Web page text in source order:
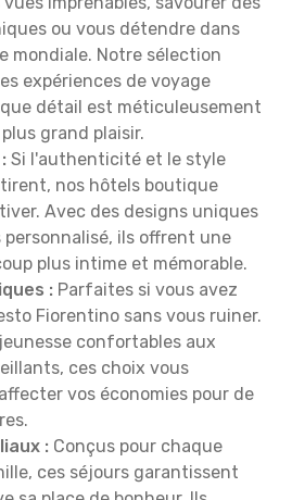
ou vous détendre dans
mondiale. Notre sélection
expériences de voyage
détail est méticuleusement
grand plaisir.
Si l'authenticité et le style
nos hôtels boutique
Avec des designs uniques
ils offrent une
plus intime et mémorable.
: Parfaites si vous avez
Fiorentino sans vous ruiner.
confortables aux
ces choix vous
vos économies pour de
: Conçus pour chaque
ces séjours garantissent